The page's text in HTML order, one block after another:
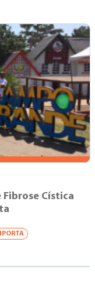
Fibrose Cística